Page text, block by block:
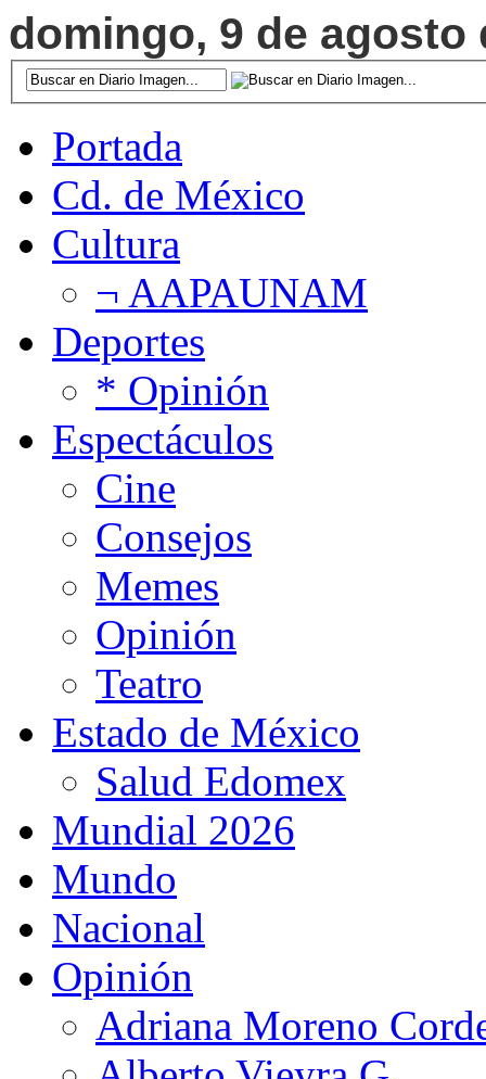
domingo, 9 de agosto
Portada
Cd. de México
Cultura
¬ AAPAUNAM
Deportes
* Opinión
Espectáculos
Cine
Consejos
Memes
Opinión
Teatro
Estado de México
Salud Edomex
Mundial 2026
Mundo
Nacional
Opinión
Adriana Moreno